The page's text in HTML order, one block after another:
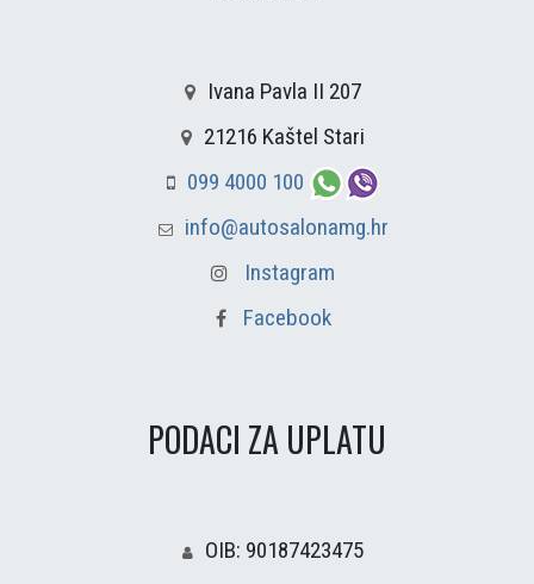
Ivana Pavla II 207
21216 Kaštel Stari
099 4000 100
info@autosalonamg.hr
Instagram
Facebook
PODACI ZA UPLATU
OIB: 90187423475